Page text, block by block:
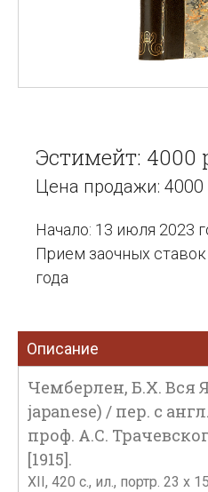
Эстимейт: 4000
Цена продажи: 4000
Начало: 13 июля 2023
Прием заочных
года
Описание
Чемберлен, Б.Х. Вся
japanese) / пер. с
проф. А.С.
[1915].
XII, 420 с., ил., портр. 23 х